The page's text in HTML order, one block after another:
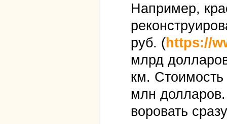
Например,
руб. (https://
млрд
км. Стоимость
млн
воровать